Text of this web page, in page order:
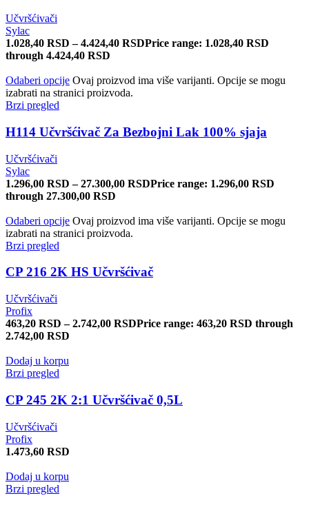
Učvršćivači
Sylac
1.028,40 RSD – 4.424,40 RSDPrice range: 1.028,40 RSD
through 4.424,40 RSD
Odaberi opcije Ovaj proizvod ima više varijanti. Opcije se mogu
izabrati na stranici proizvoda.
Brzi pregled
H114 Učvršćivač Za Bezbojni Lak 100% sjaja
Učvršćivači
Sylac
1.296,00 RSD – 27.300,00 RSDPrice range: 1.296,00 RSD
through 27.300,00 RSD
Odaberi opcije Ovaj proizvod ima više varijanti. Opcije se mogu
izabrati na stranici proizvoda.
Brzi pregled
CP 216 2K HS Učvršćivač
Učvršćivači
Profix
463,20 RSD – 2.742,00 RSDPrice range: 463,20 RSD through
2.742,00 RSD
Dodaj u korpu
Brzi pregled
CP 245 2K 2:1 Učvršćivač 0,5L
Učvršćivači
Profix
1.473,60 RSD
Dodaj u korpu
Brzi pregled